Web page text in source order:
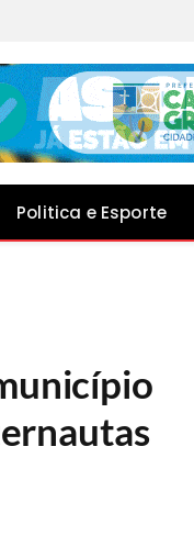
Politica e Esporte